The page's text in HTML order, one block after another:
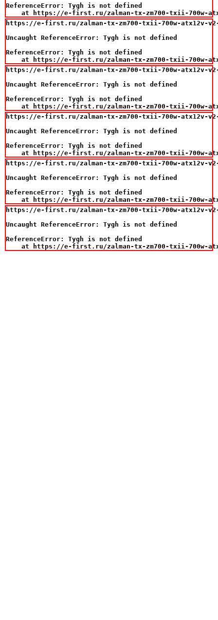
ReferenceError: Tygh is not defined
at https://e-first.ru/zalman-tx-zm700-txii-700w-
https://e-first.ru/zalman-tx-zm700-txii-700w-atx12v-v2-
Uncaught ReferenceError: Tygh is not defined
ReferenceError: Tygh is not defined
at https://e-first.ru/zalman-tx-zm700-txii-700w-
https://e-first.ru/zalman-tx-zm700-txii-700w-atx12v-v2-
Uncaught ReferenceError: Tygh is not defined
ReferenceError: Tygh is not defined
at https://e-first.ru/zalman-tx-zm700-txii-700w-
https://e-first.ru/zalman-tx-zm700-txii-700w-atx12v-v2-
Uncaught ReferenceError: Tygh is not defined
ReferenceError: Tygh is not defined
at https://e-first.ru/zalman-tx-zm700-txii-700w-
https://e-first.ru/zalman-tx-zm700-txii-700w-atx12v-v2-
Uncaught ReferenceError: Tygh is not defined
ReferenceError: Tygh is not defined
at https://e-first.ru/zalman-tx-zm700-txii-700w-
https://e-first.ru/zalman-tx-zm700-txii-700w-atx12v-v2-
Uncaught ReferenceError: Tygh is not defined
ReferenceError: Tygh is not defined
at https://e-first.ru/zalman-tx-zm700-txii-700w-